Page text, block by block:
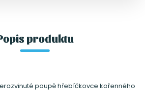
produktu
poupě hřebíčkovce kořenného